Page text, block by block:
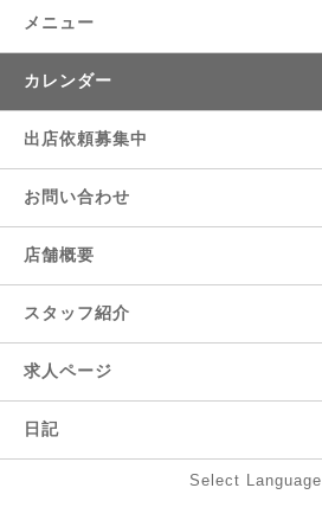
メニュー
カレンダー
出店依頼募集中
お問い合わせ
店舗概要
スタッフ紹介
求人ページ
日記
Select Language